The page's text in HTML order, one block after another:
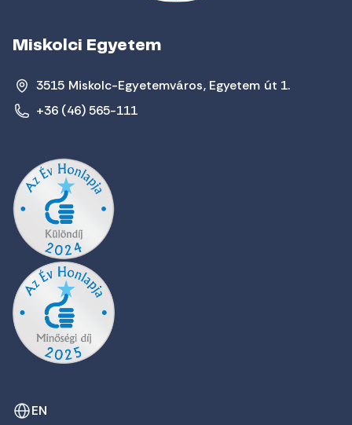
Miskolci Egyetem
3515 Miskolc-Egyetemváros, Egyetem út 1.
+36 (46) 565-111
EN